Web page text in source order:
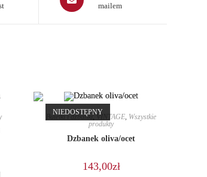
in
mailem
NIEDOSTĘPNY
Butelki i dzbanki,VINTAGE, Wszystkie
produkty
Dzbanek oliva/ocet
143,00zł